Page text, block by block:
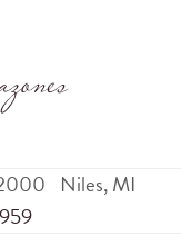
Niles,MI